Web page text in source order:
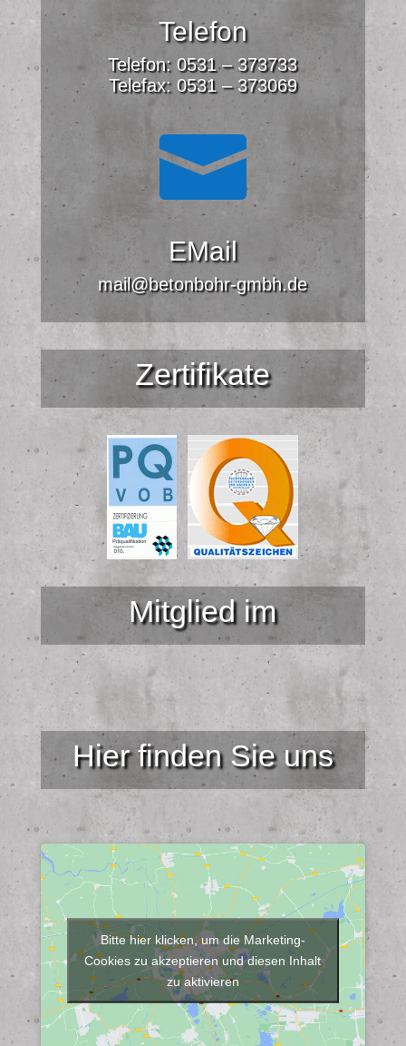
Telefon
Telefon: 0531 – 373733
Telefax: 0531 – 373069

EMail
mail@betonbohr-gmbh.de
Zertifikate
Mitglied im
Hier finden Sie uns
Bitte hier klicken, um die Marketing-
Cookies zu akzeptieren und diesen Inhalt
zu aktivieren